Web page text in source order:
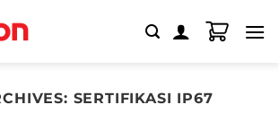
SERTIFIKASI IP67